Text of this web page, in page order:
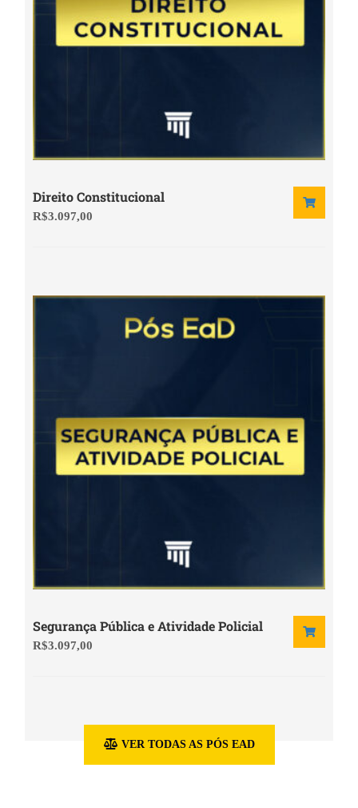
Direito Constitucional
R$3.097,00
Segurança Pública e Atividade Policial
R$3.097,00
VER TODAS AS PÓS EAD